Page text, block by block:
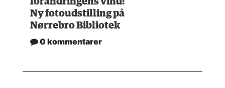
Ny fotoudstilling på
Nørrebro Bibliotek
0 kommentarer